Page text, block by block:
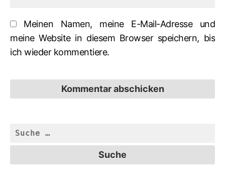
Meinen Namen, meine E-Mail-Adresse und
meine Website in diesem Browser speichern, bis
ich wieder kommentiere.
Suche
nach: